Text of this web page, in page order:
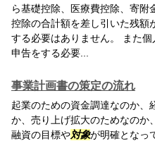
ら基礎控除、医療費控除、寄
控除の合計額を差し引いた残額
する必要はありません。 また
申告をする必要...
事業計画書の策定の流れ
起業のための資金調達なのか、
か、売り上げ拡大のためなのか
融資の目標や対象が明確となっ